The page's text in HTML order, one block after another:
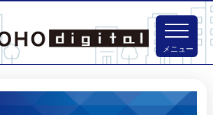
メニュー